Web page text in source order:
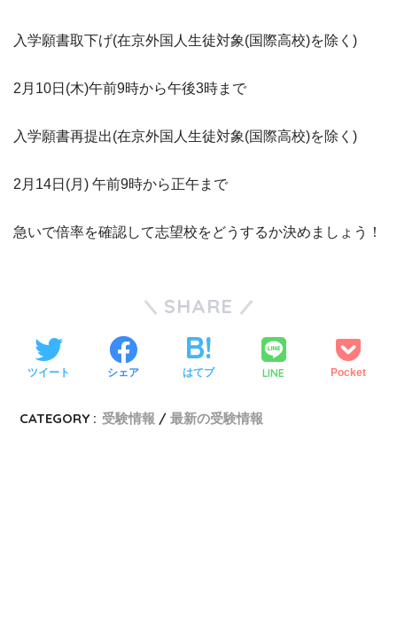
入学願書取下げ(在京外国人生徒対象(国際高校)を除く)
2月10日(木)午前9時から午後3時まで
入学願書再提出(在京外国人生徒対象(国際高校)を除く)
2月14日(月) 午前9時から正午まで
急いで倍率を確認して志望校をどうするか決めましょう！
SHARE
ツイート シェア はてブ LINE Pocket
CATEGORY : 受験情報 最新の受験情報